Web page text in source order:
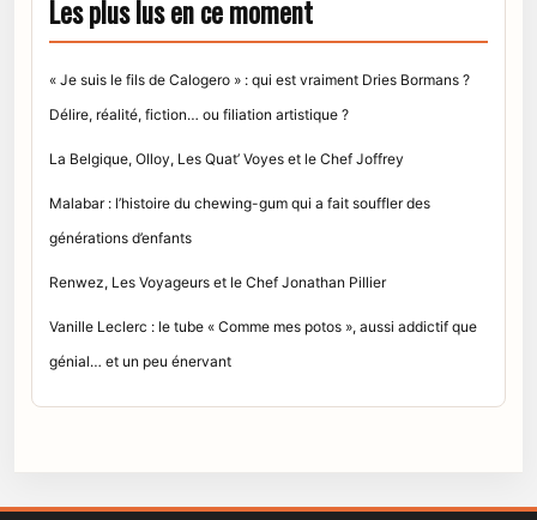
Les plus lus en ce moment
« Je suis le fils de Calogero » : qui est vraiment Dries Bormans ?
Délire, réalité, fiction… ou filiation artistique ?
La Belgique, Olloy, Les Quat’ Voyes et le Chef Joffrey
Malabar : l’histoire du chewing-gum qui a fait souffler des
générations d’enfants
Renwez, Les Voyageurs et le Chef Jonathan Pillier
Vanille Leclerc : le tube « Comme mes potos », aussi addictif que
génial… et un peu énervant